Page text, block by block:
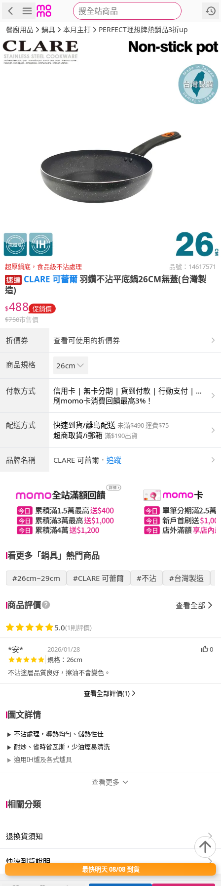
搜全站商品
商品 評價 詳情
餐廚用品 鍋具 本月主打 PERFECT理想牌熱銷品3折up
超厚鍋底，食品級不沾處理 品號： 14617571
CLARE 可蕾爾羽鑽不沾平底鍋26CM無蓋(台灣製
造)
$488 促銷價
$750市售價
折價券 查看可使用的折價券
商品規格 26cm
付款方式
信用卡 | 無卡分期 | 貨到付款 | 行動支付 | 超
商付款 | ATM | 銀聯卡
刷momo卡消費回饋最高3%！
配送方式 快速到貨/離島配送 未滿$490 運費$75
超商取貨/i郵箱 滿$190出貨
品牌名稱 CLARE 可蕾爾 ． 追蹤
看更多「鍋具」熱門商品
#26cm~29cm #CLARE 可蕾爾 #不沾 #台灣製造
商品評價 查看全部
5.0(1則評價)
*安* 2026/01/28
0
規格：26cm
不沾塗層品質良好，擦油不會變色。
查看全部評價(1)
圖文詳情
不沾處理，導熱均勻、儲熱性佳
耐炒、省時省瓦斯，少油煙易清洗
適用IH爐及各式爐具
尺寸
材質 其他合金
查看更多
相關分類
退換貨須知
快速到貨說明
最快明天 08/08 到貨